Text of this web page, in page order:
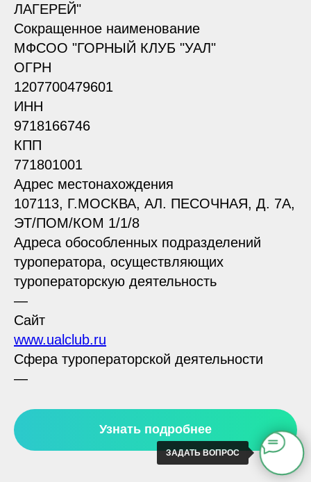
ЗАДАТЬ ВОПРОС
ЛАГЕРЕЙ"
Сокращенное наименование
МФСОО "ГОРНЫЙ КЛУБ "УАЛ"
ОГРН
1207700479601
ИНН
9718166746
КПП
771801001
Адрес местонахождения
107113, Г.МОСКВА, АЛ. ПЕСОЧНАЯ, Д. 7А,
ЭТ/ПОМ/КОМ 1/1/8
Адреса обособленных подразделений
туроператора, осуществляющих
туроператорскую деятельность
—
Сайт
www.ualclub.ru
Сфера туроператорской деятельности
—
Узнать подробнее